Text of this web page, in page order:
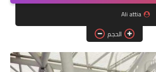
Ali attia
الحجم